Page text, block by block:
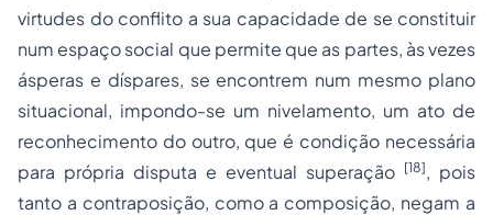
virtudes do conflito a sua capacidade de se constituir
num espaço social que permite que as partes, às vezes
ásperas e díspares, se encontrem num mesmo plano
situacional, impondo-se um nivelamento, um ato de
reconhecimento do outro, que é condição necessária
para própria disputa e eventual superação [18], pois
tanto a contraposição, como a composição, negam a